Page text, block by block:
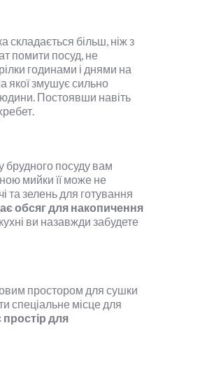
складається більш, ніж з
помити посуд, не
годинами і днями на
якої змушує сильно
Постоявши навіть
брудного посуду вам
мийки її може не
та зелень для готування
обсяг для накопичення
ви назавжди забудете
простором для сушки
спеціальне місце для
для